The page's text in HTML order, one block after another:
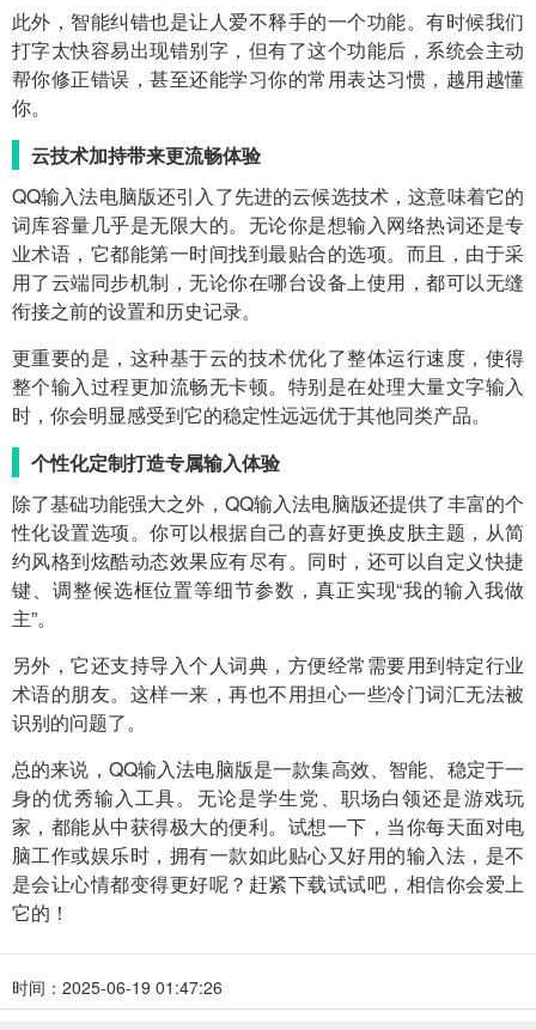
此外，智能纠错也是让人爱不释手的一个功能。有时候我们
打字太快容易出现错别字，但有了这个功能后，系统会主动
帮你修正错误，甚至还能学习你的常用表达习惯，越用越懂
你。
云技术加持带来更流畅体验
QQ输入法电脑版还引入了先进的云候选技术，这意味着它的
词库容量几乎是无限大的。无论你是想输入网络热词还是专
业术语，它都能第一时间找到最贴合的选项。而且，由于采
用了云端同步机制，无论你在哪台设备上使用，都可以无缝
衔接之前的设置和历史记录。
更重要的是，这种基于云的技术优化了整体运行速度，使得
整个输入过程更加流畅无卡顿。特别是在处理大量文字输入
时，你会明显感受到它的稳定性远远优于其他同类产品。
个性化定制打造专属输入体验
除了基础功能强大之外，QQ输入法电脑版还提供了丰富的个
性化设置选项。你可以根据自己的喜好更换皮肤主题，从简
约风格到炫酷动态效果应有尽有。同时，还可以自定义快捷
键、调整候选框位置等细节参数，真正实现“我的输入我做
主”。
另外，它还支持导入个人词典，方便经常需要用到特定行业
术语的朋友。这样一来，再也不用担心一些冷门词汇无法被
识别的问题了。
总的来说，QQ输入法电脑版是一款集高效、智能、稳定于一
身的优秀输入工具。无论是学生党、职场白领还是游戏玩
家，都能从中获得极大的便利。试想一下，当你每天面对电
脑工作或娱乐时，拥有一款如此贴心又好用的输入法，是不
是会让心情都变得更好呢？赶紧下载试试吧，相信你会爱上
它的！
时间：2025-06-19 01:47:26